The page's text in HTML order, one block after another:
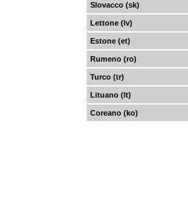
Slovacco (sk)
Lettone (lv)
Estone (et)
Rumeno (ro)
Turco (tr)
Lituano (lt)
Coreano (ko)